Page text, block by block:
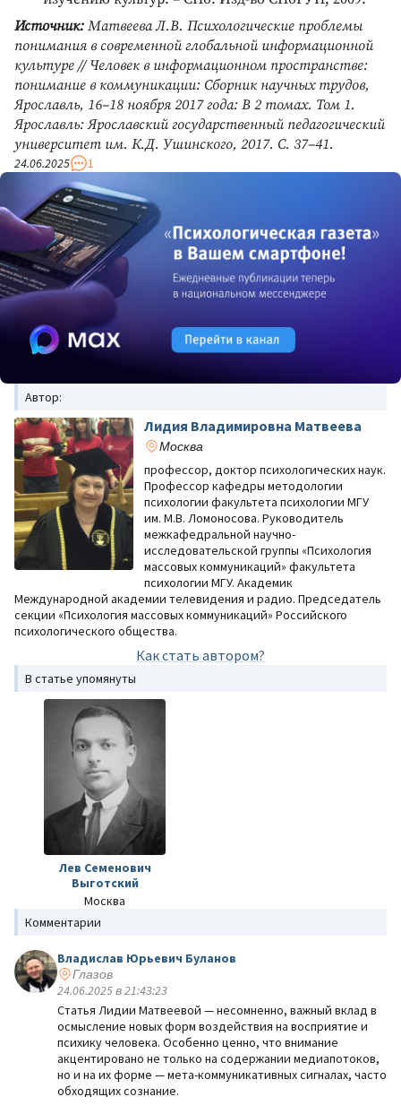
Источник: Матвеева Л.В. Психологические проблемы
понимания в современной глобальной информационной
культуре // Человек в информационном пространстве:
понимание в коммуникации: Сборник научных трудов,
Ярославль, 16–18 ноября 2017 года: В 2 томах. Том 1.
Ярославль: Ярославский государственный педагогический
университет им. К.Д. Ушинского, 2017. С. 37–41.
24.06.2025 1
Автор:
Лидия Владимировна Матвеева
Москва
профессор, доктор психологических наук.
Профессор кафедры методологии
психологии факультета психологии МГУ
им. М.В. Ломоносова. Руководитель
межкафедральной научно-
исследовательской группы «Психология
массовых коммуникаций» факультета
психологии МГУ. Академик
Международной академии телевидения и радио. Председатель
секции «Психология массовых коммуникаций» Российского
психологического общества.
Как стать автором?
В статье упомянуты
Лев Семенович
Выготский
Москва
Комментарии
Владислав Юрьевич Буланов
Глазов
24.06.2025 в 21:43:23
Статья Лидии Матвеевой — несомненно, важный вклад в
осмысление новых форм воздействия на восприятие и
психику человека. Особенно ценно, что внимание
акцентировано не только на содержании медиапотоков,
но и на их форме — мета-коммуникативных сигналах, часто
обходящих сознание.